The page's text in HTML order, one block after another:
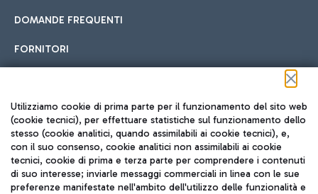
DOMANDE FREQUENTI
FORNITORI
Seguici sui social
TRAVEL JOURNAL
Utilizziamo cookie di prima parte per il funzionamento del sito web
(cookie tecnici), per effettuare statistiche sul funzionamento dello
stesso (cookie analitici, quando assimilabili ai cookie tecnici), e,
con il suo consenso, cookie analitici non assimilabili ai cookie
tecnici, cookie di prima e terza parte per comprendere i contenuti
di suo interesse; inviarle messaggi commerciali in linea con le sue
preferenze manifestate nell'ambito dell'utilizzo delle funzionalità e